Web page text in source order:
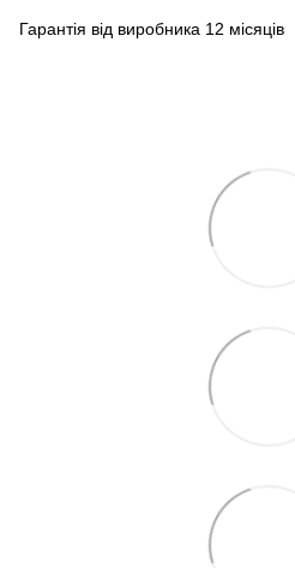
Гарантія від виробника 12 місяців